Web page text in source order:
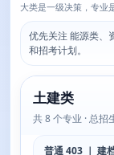
大类是一级决策，专业
优先关注 能源类、
和招考计划。
土建类
共 8 个专业 · 总招
普通 403 ｜ 建